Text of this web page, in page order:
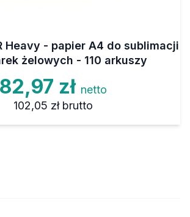
Heavy - papier A4 do sublimacji
żelowych - 110 arkuszy
82,97 zł netto
102,05 zł brutto